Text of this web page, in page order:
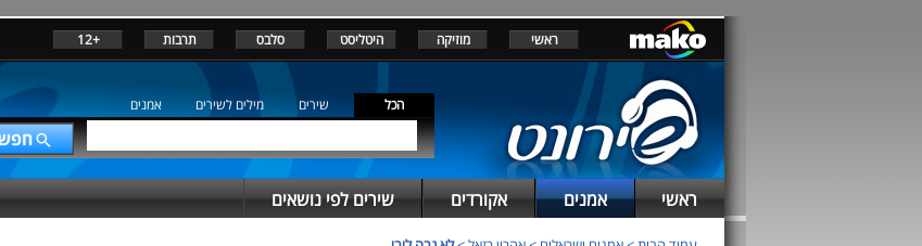
ראשי מוזיקה היטליסט סלבס תרבות +12
הכל שירים מילים לשירים אמנים
ראשי אמנים אקורדים שירים לפי נושאים